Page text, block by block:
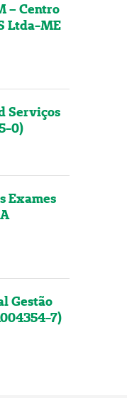
– Centro
Ltda-ME
Serviços
0)
Exames
Gestão
7)